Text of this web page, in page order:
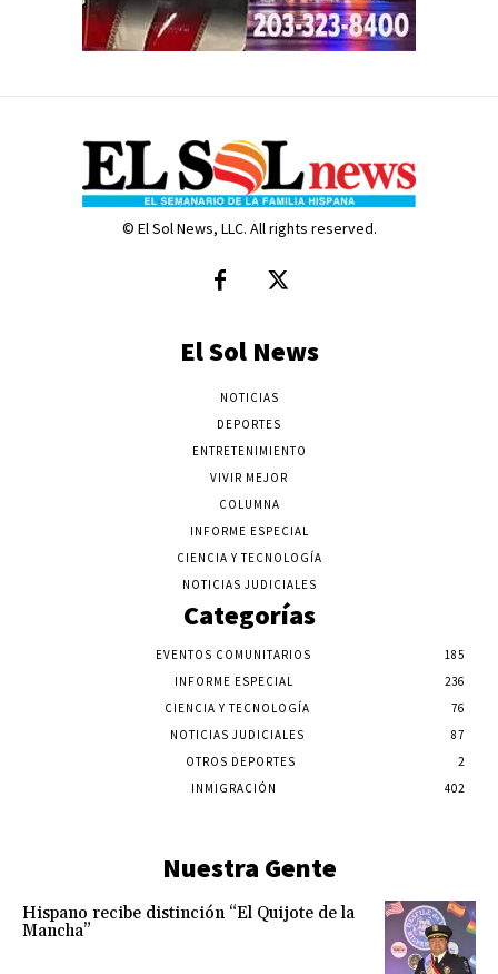
© El Sol News, LLC. All rights reserved.
El Sol News
NOTICIAS
DEPORTES
ENTRETENIMIENTO
VIVIR MEJOR
COLUMNA
INFORME ESPECIAL
CIENCIA Y TECNOLOGÍA
NOTICIAS JUDICIALES
Categorías
EVENTOS COMUNITARIOS
185
INFORME ESPECIAL
236
CIENCIA Y TECNOLOGÍA
76
NOTICIAS JUDICIALES
87
OTROS DEPORTES
2
INMIGRACIÓN
402
Nuestra Gente
Hispano recibe distinción “El Quijote de la
Mancha”